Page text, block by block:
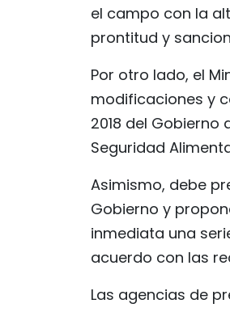
el campo con la
prontitud y
Por otro lado, el
modificaciones y
2018 del
Seguridad
Asimismo, debe
Gobierno y
inmediata una
acuerdo con las
Las agencias de